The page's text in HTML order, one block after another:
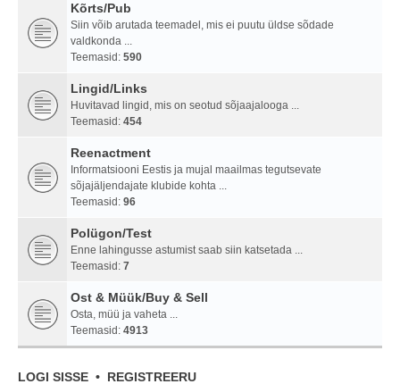
Kõrts/Pub
Siin võib arutada teemadel, mis ei puutu üldse sõdade
valdkonda ...
Teemasid: 590
Lingid/Links
Huvitavad lingid, mis on seotud sõjaajalooga ...
Teemasid: 454
Reenactment
Informatsiooni Eestis ja mujal maailmas tegutsevate
sõjajäljendajate klubide kohta ...
Teemasid: 96
Polügon/Test
Enne lahingusse astumist saab siin katsetada ...
Teemasid: 7
Ost & Müük/Buy & Sell
Osta, müü ja vaheta ...
Teemasid: 4913
LOGI SISSE • REGISTREERU